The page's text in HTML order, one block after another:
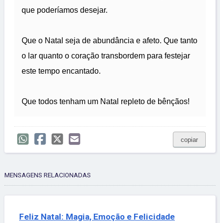
que poderíamos desejar.
Que o Natal seja de abundância e afeto. Que tanto
o lar quanto o coração transbordem para festejar
este tempo encantado.
Que todos tenham um Natal repleto de bênçãos!
copiar
MENSAGENS RELACIONADAS
Feliz Natal: Magia, Emoção e Felicidade